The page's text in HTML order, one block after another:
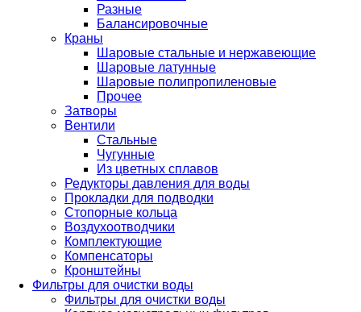
Разные
Балансировочные
Краны
Шаровые стальные и нержавеющие
Шаровые латунные
Шаровые полипропиленовые
Прочее
Затворы
Вентили
Стальные
Чугунные
Из цветных сплавов
Редукторы давления для воды
Прокладки для подводки
Стопорные кольца
Воздухоотводчики
Комплектующие
Компенсаторы
Кронштейны
Фильтры для очистки воды
Фильтры для очистки воды